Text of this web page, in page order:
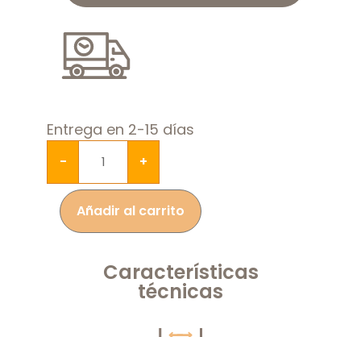
Entrega en 2-15 días
- +
Añadir al carrito
Características
técnicas